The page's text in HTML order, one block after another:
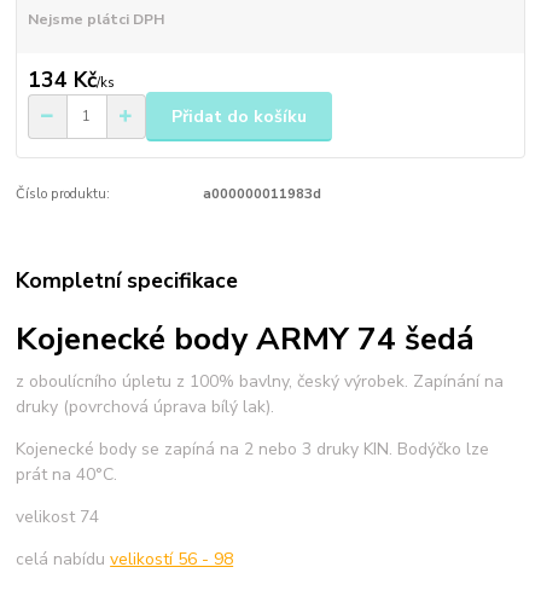
Nejsme plátci DPH
134 Kč/ks
Přidat do košíku
Číslo produktu: a000000011983d
Kompletní specifikace
Kojenecké body ARMY 74 šedá
z oboulícního úpletu z 100% bavlny, český výrobek. Zapínání na
druky (povrchová úprava bílý lak).
Kojenecké body se zapíná na 2 nebo 3 druky KIN. Bodýčko lze
prát na 40°C.
velikost 74
celá nabíduvelikostí 56 - 98